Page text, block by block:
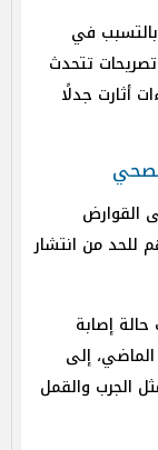
في
تتحدث
أثارت جدلًا
القوارض
للحد من انتشار
إلى تسجيل أكثر من 17 ألف حالة إصابة
إلى
الجرب والقمل